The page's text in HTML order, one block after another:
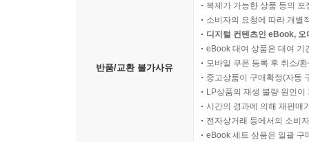
반품/교환 불가사유
복제가 가능한 상품 등의
소비자의 요청에 따라 개별
디지털 컨텐츠인 eBook,
eBook 대여 상품은 대여 기
모바일 쿠폰 등록 후 취소/
중고상품이 구매확정(자동
LP상품의 재생 불량 원인
시간의 경과에 의해 재판매
전자상거래 등에서의 소비
eBook 세트 상품은 일괄 구